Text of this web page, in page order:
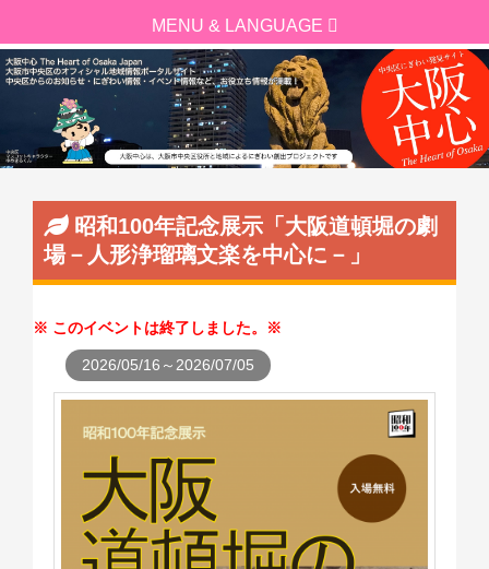
昭和100年記念展示「大阪道頓堀の劇
場－人形浄瑠璃文楽を中心に－」
このイベントは終了しました。
2026/05/16～2026/07/05